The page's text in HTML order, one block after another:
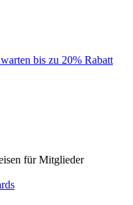
bis zu 20% Rabatt
für Mitglieder